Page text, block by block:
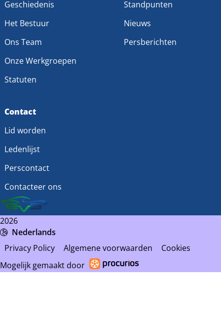
Geschiedenis
Het Bestuur
Ons Team
Onze Werkgroepen
Statuten
Standpunten
Nieuws
Persberichten
Contact
Lid worden
Ledenlijst
Perscontact
Contacteer ons
2026
Nederlands
Privacy Policy
Algemene voorwaarden
Cookies
Mogelijk gemaakt door